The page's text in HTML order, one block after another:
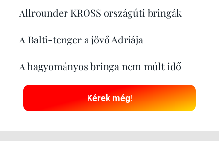
Allrounder KROSS országúti bringák
A Balti-tenger a jövő Adriája
A hagyományos bringa nem múlt idő
Kérek még!